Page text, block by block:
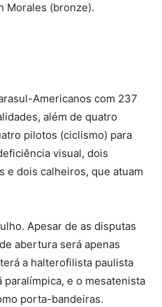
Morales (bronze).
Americanos com 237
além de quatro
pilotos (ciclismo) para
visual, dois
e dois calheiros, que atuam
Apesar de as disputas
abertura será apenas
a halterofilista paulista
paralímpica, e o mesatenista
porta-bandeiras.